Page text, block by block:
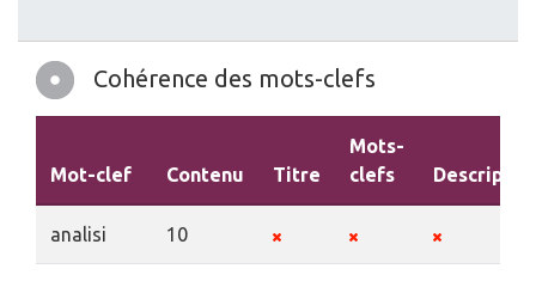
Cohérence des mots-clefs
Mot-clef Contenu Titre
Mots-
clefs
analisi 10